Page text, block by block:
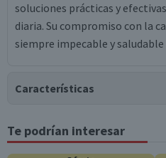
soluciones prácticas y
diaria. Su compromiso con la
siempre impecable y
Características
Tipo de Producto
Limpiadores Antisarro
Te podrían interesar